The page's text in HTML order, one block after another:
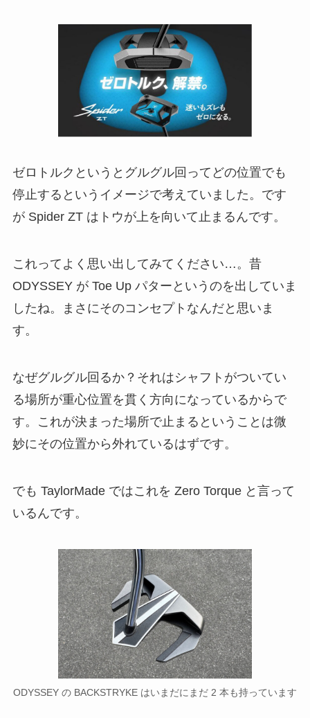
ゼロトルクというとグルグル回ってどの位置でも
停止するというイメージで考えていました。です
が Spider ZT はトウが上を向いて止まるんです。
これってよく思い出してみてください…。昔
ODYSSEY が Toe Up パターというのを出していま
したね。まさにそのコンセプトなんだと思いま
す。
なぜグルグル回るか？それはシャフトがついてい
る場所が重心位置を貫く方向になっているからで
す。これが決まった場所で止まるということは微
妙にその位置から外れているはずです。
でも TaylorMade ではこれを Zero Torque と言って
いるんです。
ODYSSEY の BACKSTRYKE はいまだにまだ 2 本も持っています